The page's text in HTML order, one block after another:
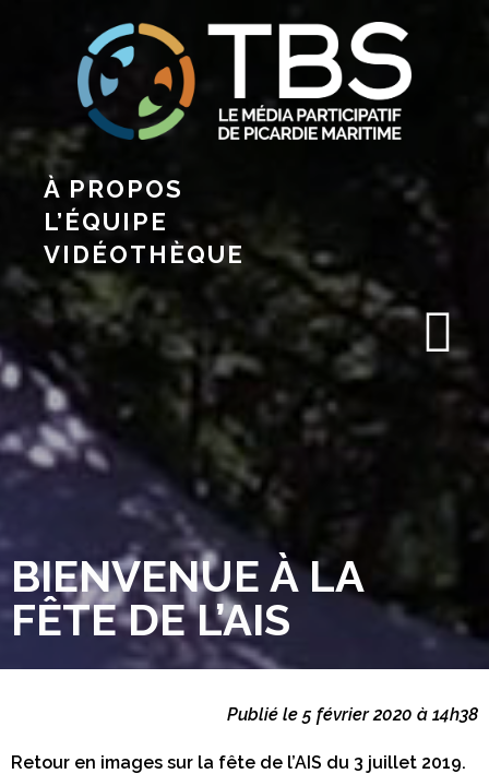
À PROPOS
L’ÉQUIPE
VIDÉOTHÈQUE
BIENVENUE À LA
FÊTE DE L’AIS
Publié le 5 février 2020 à 14h38
Retour en images sur la fête de l’AIS du 3 juillet 2019.